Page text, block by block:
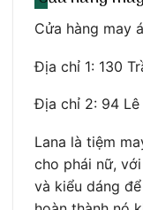
Cửa hàng may
Địa chỉ 1: 130
Địa chỉ 2: 94 Lê
Lana là tiệm
cho phái nữ,
và kiểu dáng